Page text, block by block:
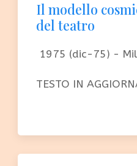
Il modello
del teatro
1975 (dic-75) -
TESTO IN